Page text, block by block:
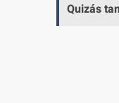
Quizás